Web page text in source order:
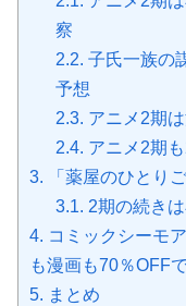
察
2.2. 子氏一族の
予想
2.3. アニメ2期
2.4. アニメ2期
3. 「薬屋のひとり
3.1. 2期の続き
4. コミックシーモ
も漫画も70％OFF
5. まとめ